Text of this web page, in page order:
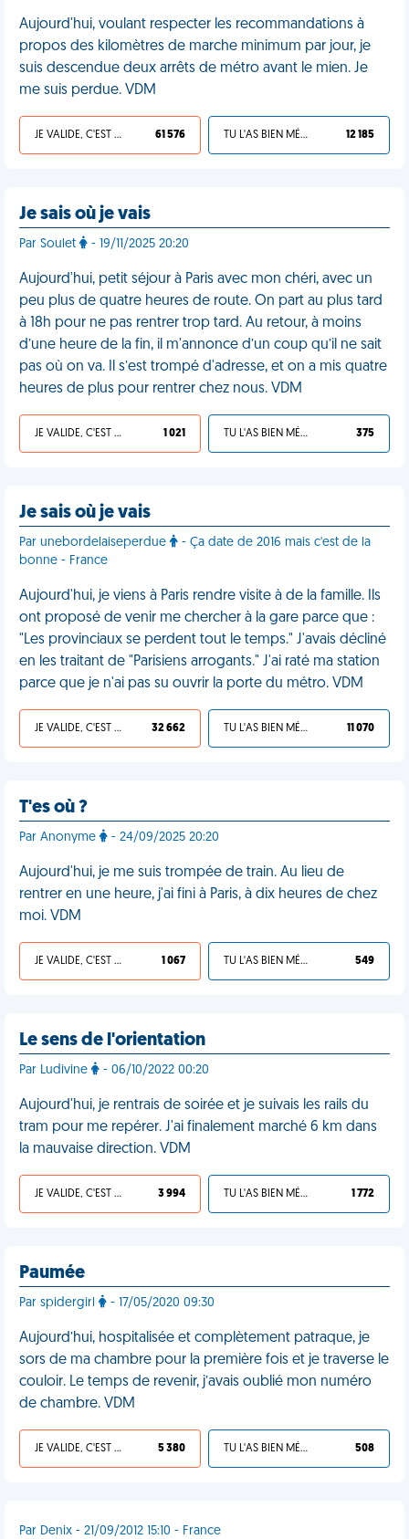
Aujourd'hui, voulant respecter les recommandations à
propos des kilomètres de marche minimum par jour, je
suis descendue deux arrêts de métro avant le mien. Je
me suis perdue. VDM
JE VALIDE, C'EST UNE VDM 61 576 TU L'AS BIEN MÉRITÉ 12 185
Je sais où je vais
Par Soulet - 19/11/2025 20:20
Aujourd'hui, petit séjour à Paris avec mon chéri, avec un
peu plus de quatre heures de route. On part au plus tard
à 18h pour ne pas rentrer trop tard. Au retour, à moins
d’une heure de la fin, il m'annonce d’un coup qu’il ne sait
pas où on va. Il s’est trompé d'adresse, et on a mis quatre
heures de plus pour rentrer chez nous. VDM
JE VALIDE, C'EST UNE VDM 1 021 TU L'AS BIEN MÉRITÉ 375
Je sais où je vais
Par unebordelaiseperdue
- Ça date de 2016 mais c'est de la
bonne - France
Aujourd'hui, je viens à Paris rendre visite à de la famille. Ils
ont proposé de venir me chercher à la gare parce que :
"Les provinciaux se perdent tout le temps." J'avais décliné
en les traitant de "Parisiens arrogants." J'ai raté ma station
parce que je n'ai pas su ouvrir la porte du métro. VDM
JE VALIDE, C'EST UNE VDM 32 662 TU L'AS BIEN MÉRITÉ 11 070
T'es où ?
Par Anonyme - 24/09/2025 20:20
Aujourd'hui, je me suis trompée de train. Au lieu de
rentrer en une heure, j'ai fini à Paris, à dix heures de chez
moi. VDM
JE VALIDE, C'EST UNE VDM 1 067 TU L'AS BIEN MÉRITÉ 549
Le sens de l'orientation
Par Ludivine - 06/10/2022 00:20
Aujourd'hui, je rentrais de soirée et je suivais les rails du
tram pour me repérer. J'ai finalement marché 6 km dans
la mauvaise direction. VDM
JE VALIDE, C'EST UNE VDM 3 994 TU L'AS BIEN MÉRITÉ 1 772
Paumée
Par spidergirl - 17/05/2020 09:30
Aujourd’hui, hospitalisée et complètement patraque, je
sors de ma chambre pour la première fois et je traverse le
couloir. Le temps de revenir, j’avais oublié mon numéro
de chambre. VDM
JE VALIDE, C'EST UNE VDM 5 380 TU L'AS BIEN MÉRITÉ 508
Par Denix - 21/09/2012 15:10 - France